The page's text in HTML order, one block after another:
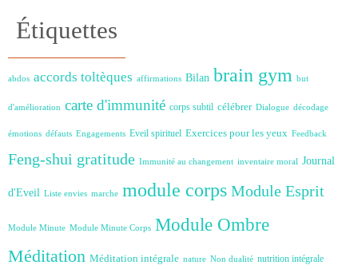
Étiquettes
abdos accords toltèques affirmations Bilan brain gym but
d'amélioration carte d'immunité corps subtil célébrer Dialogue décodage
émotions défauts Engagements Eveil spirituel Exercices pour les yeux Feedback
Feng-shui gratitude Immunité au changement inventaire moral Journal
d'Eveil Liste envies marche module corps Module Esprit
Module Minute Module Minute Corps Module Ombre
Méditation Méditation intégrale nature Non dualité nutrition intégrale